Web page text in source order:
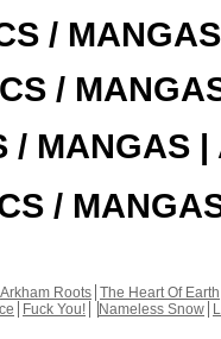
/
/
MANGAS |
/
Arkham Roots The Heart Of Earth
Fuck You! Nameless Snow